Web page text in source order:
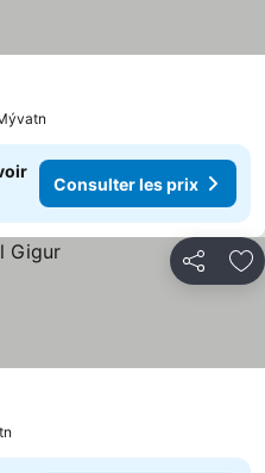
Consulter les prix
Partager